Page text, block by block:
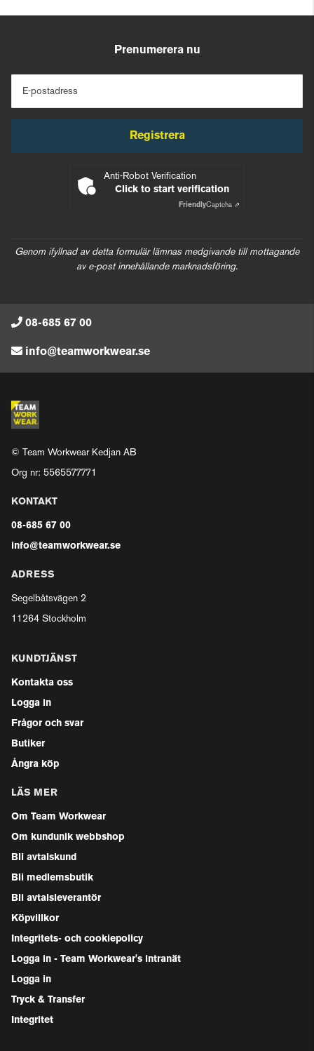
Prenumerera nu
E-postadress
Registrera
Anti-Robot Verification
Click to start verification
FriendlyCaptcha ⇗
Genom ifyllnad av detta formulär lämnas medgivande till mottagande
av e-post innehållande marknadsföring.
08-685 67 00
info@teamworkwear.se
© Team Workwear Kedjan AB
Org nr: 5565577771
KONTAKT
08-685 67 00
info@teamworkwear.se
ADRESS
Segelbåtsvägen 2
11264 Stockholm
KUNDTJÄNST
Kontakta oss
Logga in
Frågor och svar
Butiker
Ångra köp
LÄS MER
Om Team Workwear
Om kundunik webbshop
Bli avtalskund
Bli medlemsbutik
Bli avtalsleverantör
Köpvillkor
Integritets- och cookiepolicy
Logga in - Team Workwear's intranät
Logga in
Tryck & Transfer
Integritet